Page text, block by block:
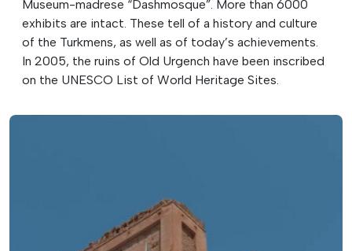
Museum-madrese “Dashmosque”. More than 6000
exhibits are intact. These tell of a history and culture
of the Turkmens, as well as of today’s achievements.
In 2005, the ruins of Old Urgench have been inscribed
on the UNESCO List of World Heritage Sites.